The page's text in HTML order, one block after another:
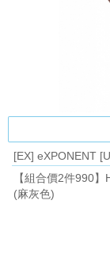
[EX] eXPONENT
【組合價2件990
(麻灰色)